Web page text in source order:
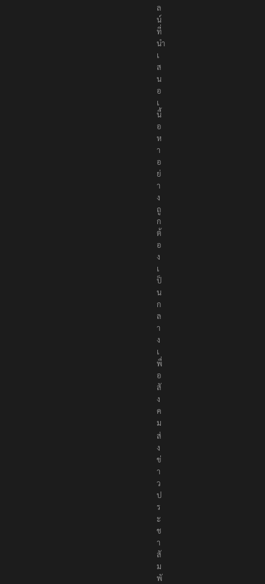
ล
น์
ที่
นำ
เ
ส
น
อ
เ
นื้
อ
ห
า
อ
ย่
า
ง
ถู
ก
ต้
อ
ง
เ
ป็
น
ก
ล
า
ง
เ
พื่
อ
สั
ง
ค
ม
ส่
ง
ข่
า
ว
ป
ร
ะ
ช
า
สั
ม
พั